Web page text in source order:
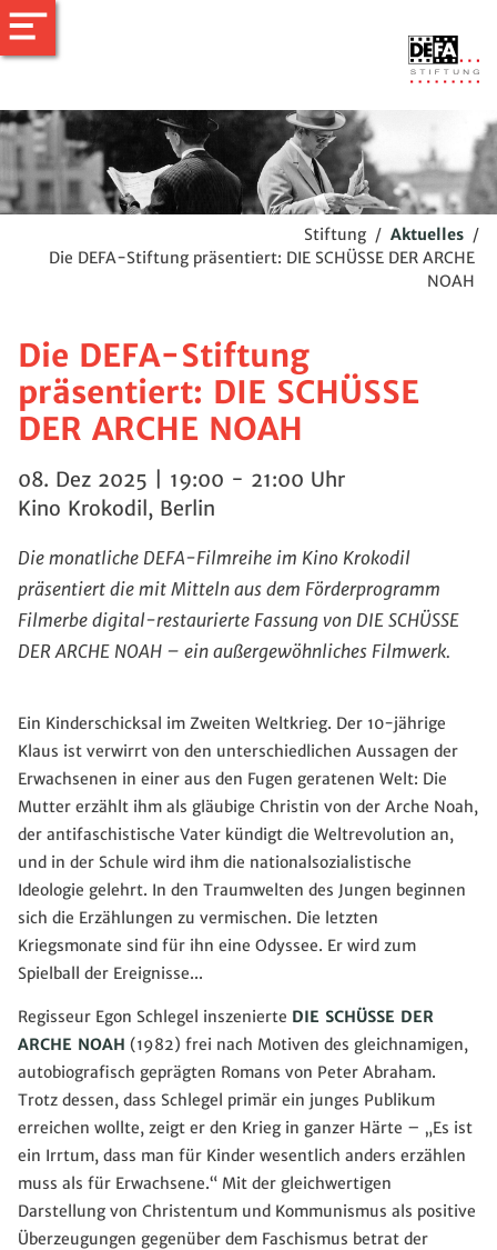
Stiftung / Aktuelles /
Die DEFA-Stiftung präsentiert: DIE SCHÜSSE DER ARCHE
NOAH
Die DEFA-Stiftung
präsentiert: DIE SCHÜSSE
DER ARCHE NOAH
08. Dez 2025 | 19:00 - 21:00 Uhr
Kino Krokodil, Berlin
Die monatliche DEFA-Filmreihe im Kino Krokodil
präsentiert die mit Mitteln aus dem Förderprogramm
Filmerbe digital-restaurierte Fassung von DIE SCHÜSSE
DER ARCHE NOAH – ein außergewöhnliches Filmwerk.
Ein Kinderschicksal im Zweiten Weltkrieg. Der 10-jährige
Klaus ist verwirrt von den unterschiedlichen Aussagen der
Erwachsenen in einer aus den Fugen geratenen Welt: Die
Mutter erzählt ihm als gläubige Christin von der Arche Noah,
der antifaschistische Vater kündigt die Weltrevolution an,
und in der Schule wird ihm die nationalsozialistische
Ideologie gelehrt. In den Traumwelten des Jungen beginnen
sich die Erzählungen zu vermischen. Die letzten
Kriegsmonate sind für ihn eine Odyssee. Er wird zum
Spielball der Ereignisse...
Regisseur Egon Schlegel inszenierte DIE SCHÜSSE DER
ARCHE NOAH (1982) frei nach Motiven des gleichnamigen,
autobiografisch geprägten Romans von Peter Abraham.
Trotz dessen, dass Schlegel primär ein junges Publikum
erreichen wollte, zeigt er den Krieg in ganzer Härte – „Es ist
ein Irrtum, dass man für Kinder wesentlich anders erzählen
muss als für Erwachsene.“ Mit der gleichwertigen
Darstellung von Christentum und Kommunismus als positive
Überzeugungen gegenüber dem Faschismus betrat der